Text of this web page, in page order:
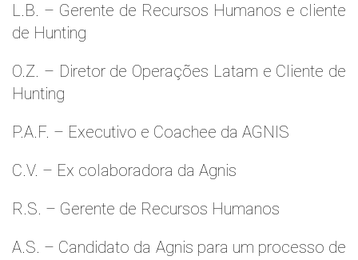
L.B. – Gerente de Recursos Humanos e cliente
de Hunting
O.Z. – Diretor de Operações Latam e Cliente de
Hunting
P.A.F. – Executivo e Coachee da AGNIS
C.V. – Ex colaboradora da Agnis
R.S. – Gerente de Recursos Humanos
A.S. – Candidato da Agnis para um processo de